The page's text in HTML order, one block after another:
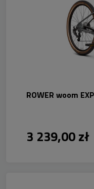
ROWER woom
3 239,00 zł